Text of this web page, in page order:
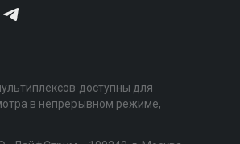
доступны для
в непрерывном режиме,